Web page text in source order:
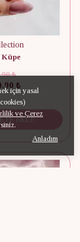
için yasal
ve Çerez
Anladım
Küpe
₺
₺
EKLE